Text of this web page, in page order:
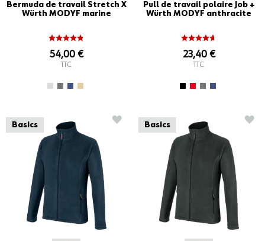
Bermuda de travail Stretch X
Würth MODYF marine
54,00 €
TTC
Pull de travail polaire Job +
Würth MODYF anthracite
23,40 €
TTC
Basics
AJOUTER À LA LISTE D'ACHATS
Basics